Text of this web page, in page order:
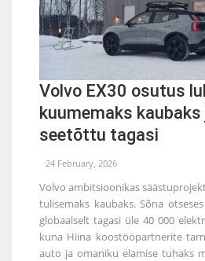
Volvo EX30 osutus
kuumemaks
seetõttu tagasi
24 February, 2026
Volvo ambitsioonikas
tulisemaks kaubaks. Sõna
globaalselt tagasi üle 40 000
kuna Hiina koostööpartnerite
auto ja omaniku elamise tuhaks